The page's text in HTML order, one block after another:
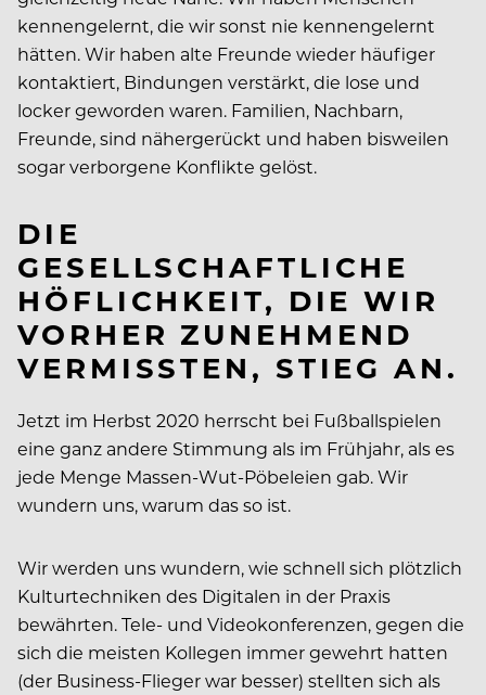
kennengelernt, die wir sonst nie kennengelernt
hätten. Wir haben alte Freunde wieder häufiger
kontaktiert, Bindungen verstärkt, die lose und
locker geworden waren. Familien, Nachbarn,
Freunde, sind nähergerückt und haben bisweilen
sogar verborgene Konflikte gelöst.
DIE
GESELLSCHAFTLICHE
HÖFLICHKEIT, DIE WIR
VORHER ZUNEHMEND
VERMISSTEN, STIEG AN.
Jetzt im Herbst 2020 herrscht bei Fußballspielen
eine ganz andere Stimmung als im Frühjahr, als es
jede Menge Massen-Wut-Pöbeleien gab. Wir
wundern uns, warum das so ist.
Wir werden uns wundern, wie schnell sich plötzlich
Kulturtechniken des Digitalen in der Praxis
bewährten. Tele- und Videokonferenzen, gegen die
sich die meisten Kollegen immer gewehrt hatten
(der Business-Flieger war besser) stellten sich als